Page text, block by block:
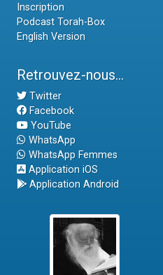
Inscription
Podcast Torah-Box
English Version
Retrouvez-nous...
Twitter
Facebook
YouTube
WhatsApp
WhatsApp Femmes
Application iOS
Application Android